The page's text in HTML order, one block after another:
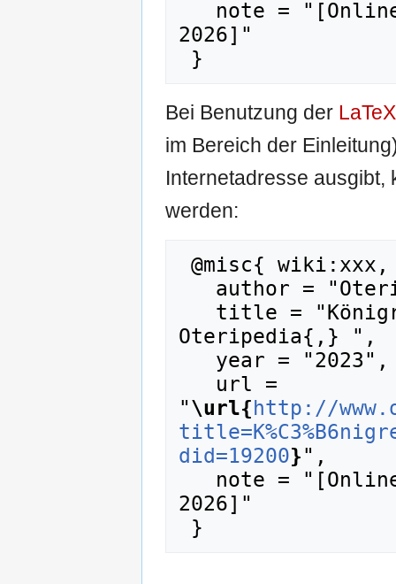
2026]"
Bei Benutzung der LaTeX
im Bereich der
Internetadresse ausgibt,
werden:
Oteripedia{,} ",
"\url{http://
did=19200}",
2026]"